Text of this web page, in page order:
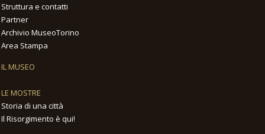
Struttura e contatti
Partner
Archivio MuseoTorino
Area Stampa
IL MUSEO
LE MOSTRE
Storia di una città
Il Risorgimento è qui!